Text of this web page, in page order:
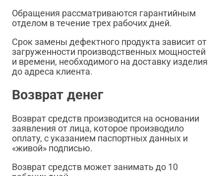
Обращения рассматриваются гарантийным
отделом в течение трех рабочих дней.
Срок замены дефектного продукта зависит от
загруженности производственных мощностей
и времени, необходимого на доставку изделия
до адреса клиента.
Возврат денег
Возврат средств производится на основании
заявления от лица, которое производило
оплату, с указанием паспортных данных и
«живой» подписью.
Возврат средств может занимать до 10